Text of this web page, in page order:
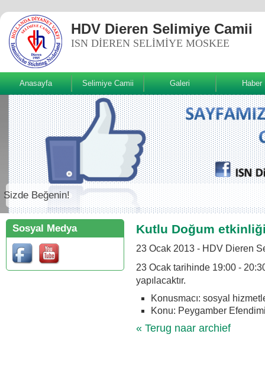
HDV Dieren Selimiye Camii
ISN DIEREN SELIMIYE MOSKEE
Anasayfa Selimiye Camii Galeri Haber
Sizde Beğenin!
Sosyal Medya Kutlu Doğum
23 Ocak 2013 - HDV Dieren
23 Ocak tarihinde 19:00 -
yapılacaktır.
Konusmacı: sosyal
Konu: Peygamber
« Terug naar archief